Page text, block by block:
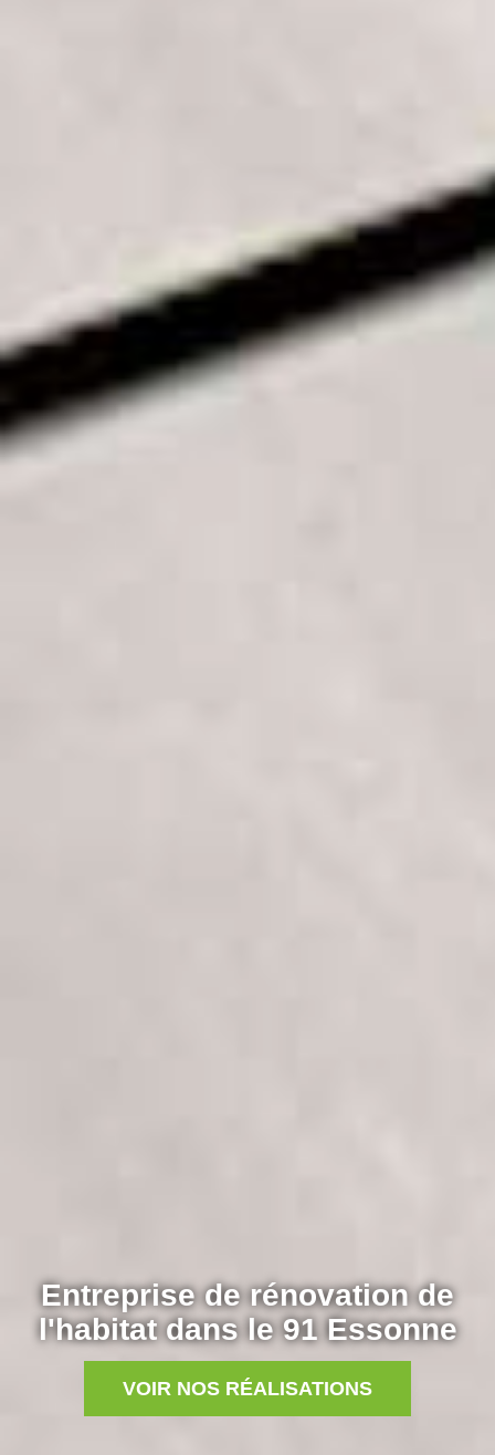
Entreprise de rénovation de
l'habitat dans le 91 Essonne
VOIR NOS RÉALISATIONS